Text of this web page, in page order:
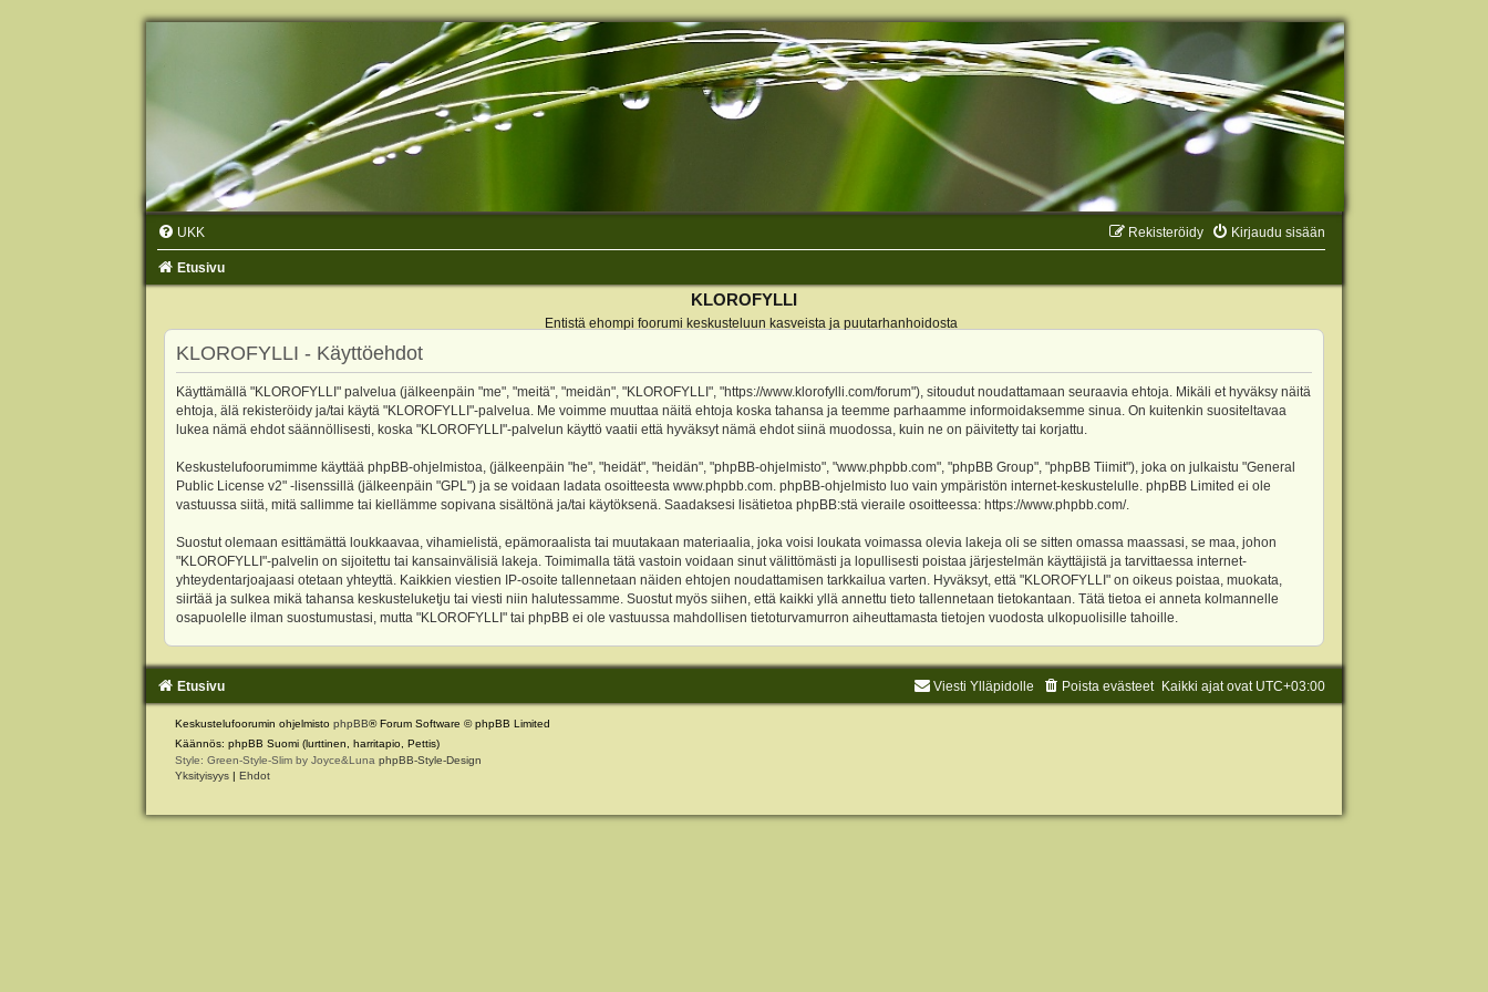
UKK Kirjaudu sisään
Rekisteröidy
Etusivu
KLOROFYLLI
Entistä ehompi foorumi keskusteluun kasveista ja puutarhanhoidosta
KLOROFYLLI - Käyttöehdot
Käyttämällä "KLOROFYLLI" palvelua (jälkeenpäin "me", "meitä", "meidän", "KLOROFYLLI", "https://www.klorofylli.com/forum"), sitoudut noudattamaan seuraavia ehtoja. Mikäli et hyväksy näitä
ehtoja, älä rekisteröidy ja/tai käytä "KLOROFYLLI"-palvelua. Me voimme muuttaa näitä ehtoja koska tahansa ja teemme parhaamme informoidaksemme sinua. On kuitenkin suositeltavaa
lukea nämä ehdot säännöllisesti, koska "KLOROFYLLI"-palvelun käyttö vaatii että hyväksyt nämä ehdot siinä muodossa, kuin ne on päivitetty tai korjattu.
Keskustelufoorumimme käyttää phpBB-ohjelmistoa, (jälkeenpäin "he", "heidät", "heidän", "phpBB-ohjelmisto", "www.phpbb.com", "phpBB Group", "phpBB Tiimit"), joka on julkaistu "General
Public License v2" -lisenssillä (jälkeenpäin "GPL") ja se voidaan ladata osoitteesta www.phpbb.com. phpBB-ohjelmisto luo vain ympäristön internet-keskustelulle. phpBB Limited ei ole
vastuussa siitä, mitä sallimme tai kiellämme sopivana sisältönä ja/tai käytöksenä. Saadaksesi lisätietoa phpBB:stä vieraile osoitteessa: https://www.phpbb.com/.
Suostut olemaan esittämättä loukkaavaa, vihamielistä, epämoraalista tai muutakaan materiaalia, joka voisi loukata voimassa olevia lakeja oli se sitten omassa maassasi, se maa, johon
"KLOROFYLLI"-palvelin on sijoitettu tai kansainvälisiä lakeja. Toimimalla tätä vastoin voidaan sinut välittömästi ja lopullisesti poistaa järjestelmän käyttäjistä ja tarvittaessa internet-
yhteydentarjoajaasi otetaan yhteyttä. Kaikkien viestien IP-osoite tallennetaan näiden ehtojen noudattamisen tarkkailua varten. Hyväksyt, että "KLOROFYLLI" on oikeus poistaa, muokata,
siirtää ja sulkea mikä tahansa keskusteluketju tai viesti niin halutessamme. Suostut myös siihen, että kaikki yllä annettu tieto tallennetaan tietokantaan. Tätä tietoa ei anneta kolmannelle
osapuolelle ilman suostumustasi, mutta "KLOROFYLLI" tai phpBB ei ole vastuussa mahdollisen tietoturvamurron aiheuttamasta tietojen vuodosta ulkopuolisille tahoille.
Etusivu Kaikki ajat ovat UTC+03:00
Poista evästeet
Viesti Ylläpidolle
Keskustelufoorumin ohjelmisto phpBB® Forum Software © phpBB Limited
Käännös: phpBB Suomi (lurttinen, harritapio, Pettis)
Style: Green-Style-Slim by Joyce&Luna phpBB-Style-Design
Yksityisyys | Ehdot